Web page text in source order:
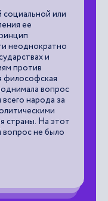
социальной или
ее
и
философская
народа за
страны. На этот
не было